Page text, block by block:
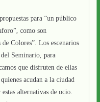
para “un público
como son
Colores”. Los escenarios
Seminario, para
que disfruten de ellas
acudan a la ciudad
alternativas de ocio.